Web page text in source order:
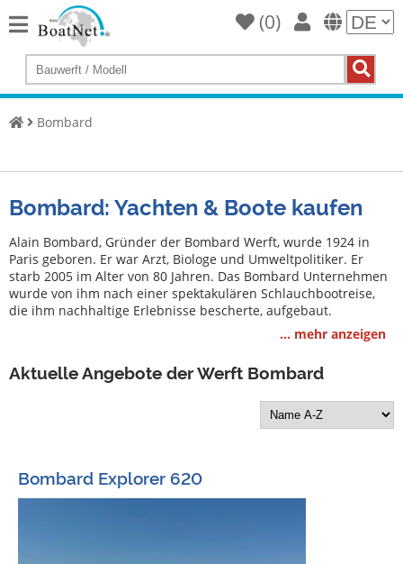
Home
Yacht
Gewerbliche
Verkäufer
Private
Verkäufer
Auktionen
Services
Boote
Sachverständige
(0)
Bombard
Bombard: Yachten & Boote kaufen
Alain Bombard, Gründer der Bombard Werft, wurde 1924 in
Paris geboren. Er war Arzt, Biologe und Umweltpolitiker. Er
starb 2005 im Alter von 80 Jahren. Das Bombard Unternehmen
wurde von ihm nach einer spektakulären Schlauchbootreise,
die ihm nachhaltige Erlebnisse bescherte, aufgebaut.
... mehr anzeigen
Aktuelle Angebote der Werft Bombard
Bombard Explorer 620